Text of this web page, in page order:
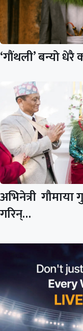
‘गौंथली’ बन्यो
अभिनेत्री
गरिन्…